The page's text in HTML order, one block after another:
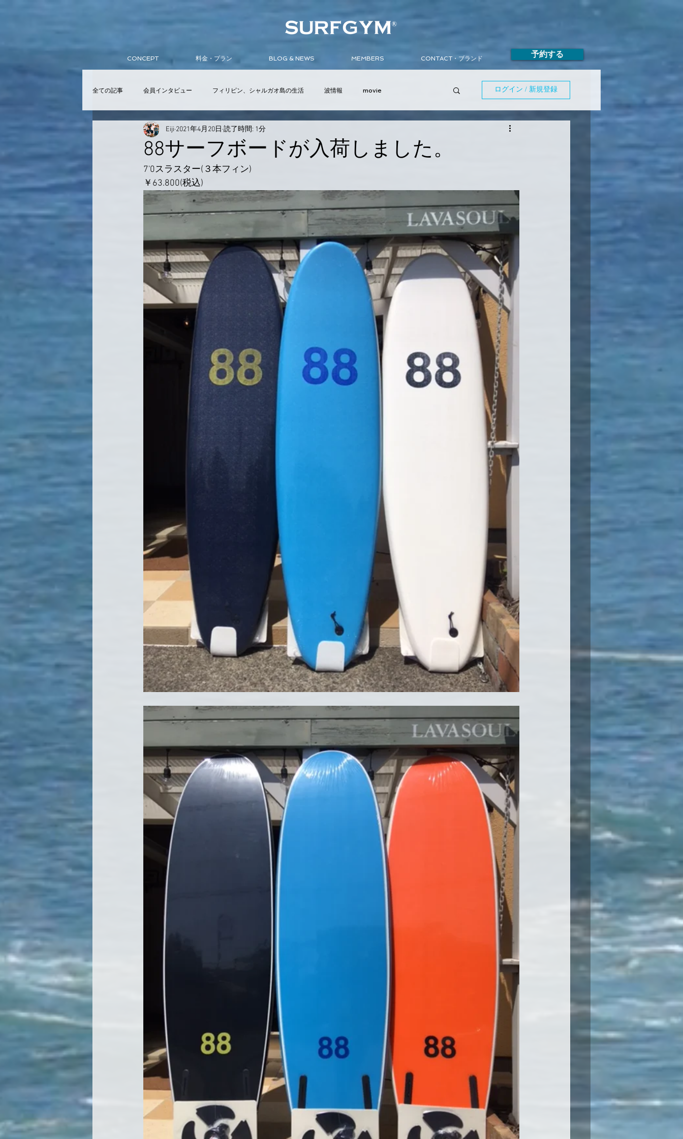
CONCEPT 料金・プラン BLOG & NEWS MEMBERS CONTACT・ブランド 予約する
全ての記事 会員インタビュー フィリピン、シャルガオ島の生活 波情報 movie
サーフィンスクール 入会 アンバサダー
提携スクール Wellness Club
ログイン / 新規登録
88サーフボードが入荷しました。
Eiji 2021年4月20日 読了時間: 1分
7'0スラスター(３本フィン)
￥63.800(税込)